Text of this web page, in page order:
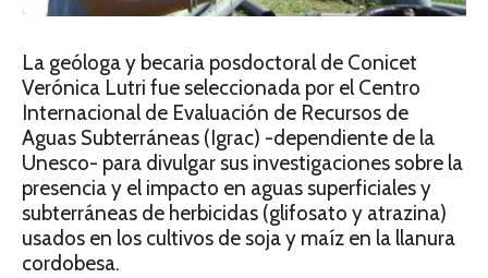
La geóloga y becaria posdoctoral de Conicet
Verónica Lutri fue seleccionada por el Centro
Internacional de Evaluación de Recursos de
Aguas Subterráneas (Igrac) -dependiente de la
Unesco- para divulgar sus investigaciones sobre la
presencia y el impacto en aguas superficiales y
subterráneas de herbicidas (glifosato y atrazina)
usados en los cultivos de soja y maíz en la llanura
cordobesa.